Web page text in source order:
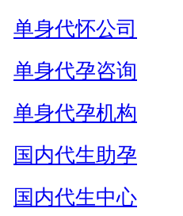
单身代怀公司
单身代孕咨询
单身代孕机构
国内代生助孕
国内代生中心